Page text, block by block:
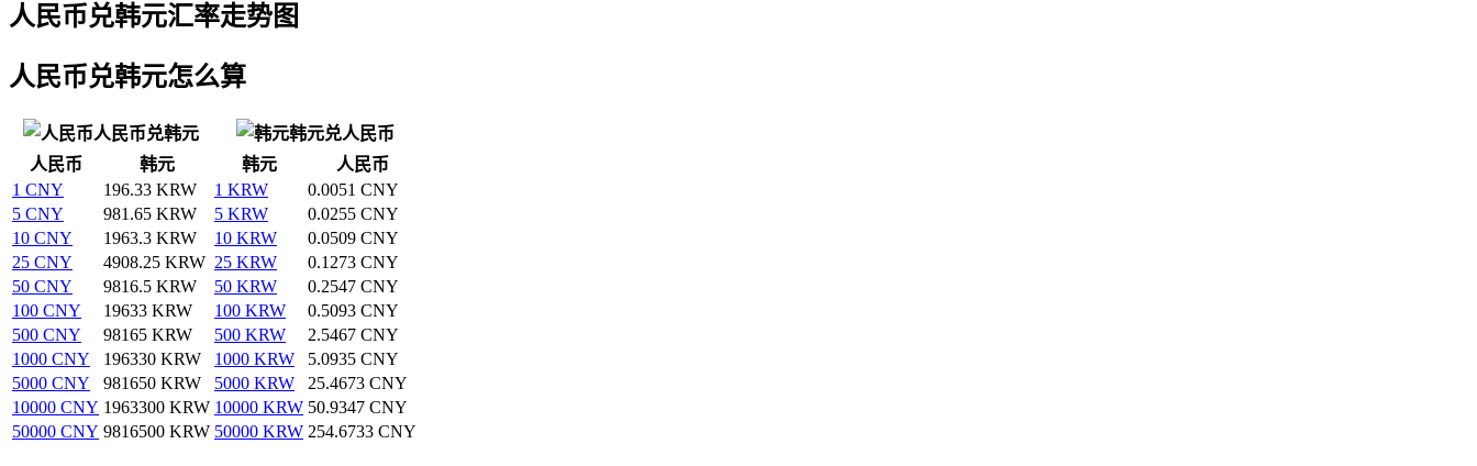
人民币兑韩元汇率走势图
人民币兑韩元怎么算
人民币兑韩元
韩元兑人民币
人民币
韩元 韩元
人民币
1 CNY
196.33 KRW 1 KRW
0.0051 CNY
5 CNY
981.65 KRW 5 KRW
0.0255 CNY
10 CNY
1963.3 KRW 10 KRW
0.0509 CNY
25 CNY
4908.25 KRW 25 KRW
0.1273 CNY
50 CNY
9816.5 KRW 50 KRW
0.2547 CNY
100 CNY
19633 KRW 100 KRW
0.5093 CNY
500 CNY
98165 KRW 500 KRW
2.5467 CNY
1000 CNY
196330 KRW 1000 KRW
5.0935 CNY
5000 CNY
981650 KRW 5000 KRW
25.4673 CNY
10000 CNY 1963300 KRW 10000 KRW 50.9347 CNY
50000 CNY 9816500 KRW 50000 KRW 254.6733 CNY